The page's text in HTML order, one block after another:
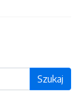
Szukaj